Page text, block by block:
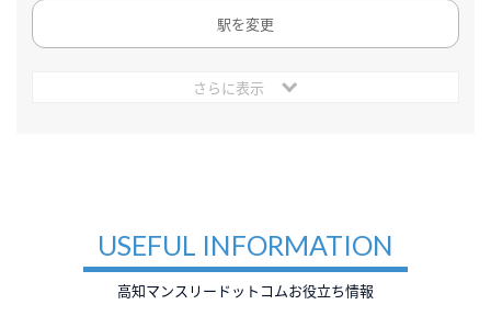
駅を変更
さらに表示
USEFUL INFORMATION
高知マンスリードットコムお役立ち情報